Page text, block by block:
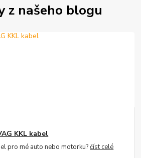
z našeho blogu
KKL kabel
pro mé auto nebo motorku?číst celé